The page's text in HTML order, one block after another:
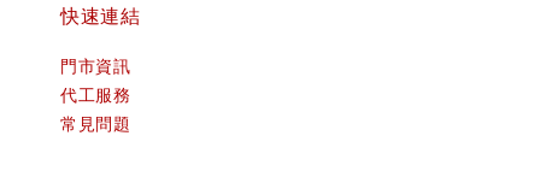
快速連結
門市資訊
代工服務
常見問題